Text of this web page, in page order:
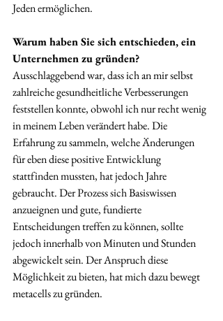
Jeden ermöglichen.
Warum haben Sie sich entschieden, ein
Unternehmen zu gründen?
Ausschlaggebend war, dass ich an mir selbst
zahlreiche gesundheitliche Verbesserungen
feststellen konnte, obwohl ich nur recht wenig
in meinem Leben verändert habe. Die
Erfahrung zu sammeln, welche Änderungen
für eben diese positive Entwicklung
stattfinden mussten, hat jedoch Jahre
gebraucht. Der Prozess sich Basiswissen
anzueignen und gute, fundierte
Entscheidungen treffen zu können, sollte
jedoch innerhalb von Minuten und Stunden
abgewickelt sein. Der Anspruch diese
Möglichkeit zu bieten, hat mich dazu bewegt
metacells zu gründen.